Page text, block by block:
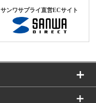
サンワサプライ直営ECサイト